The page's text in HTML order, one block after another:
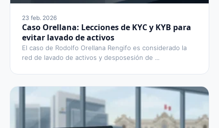
23 feb. 2026
Caso Orellana: Lecciones de KYC y KYB para
evitar lavado de activos
El caso de Rodolfo Orellana Rengifo es considerado la
red de lavado de activos y desposesión de ...